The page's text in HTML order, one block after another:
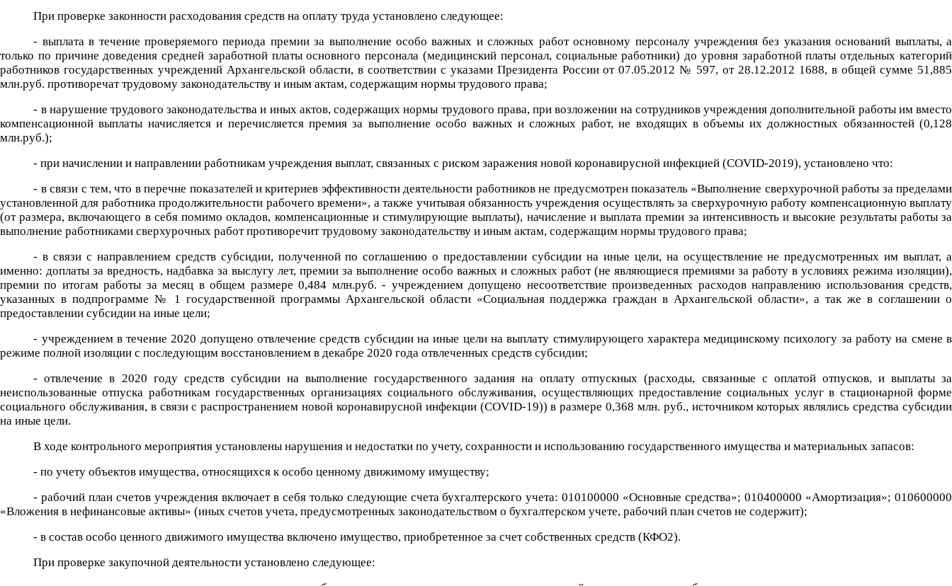
При проверке законности расходования средств на оплату труда установлено следующее:
- выплата в течение проверяемого периода премии за выполнение особо важных и сложных работ основному персоналу учреждения без указания оснований выплаты, а
только по причине доведения средней заработной платы основного персонала (медицинский персонал, социальные работники) до уровня заработной платы отдельных категорий
работников государственных учреждений Архангельской области, в соответствии с указами Президента России от 07.05.2012 № 597, от 28.12.2012 1688, в общей сумме 51,885
млн.руб. противоречат трудовому законодательству и иным актам, содержащим нормы трудового права;
- в нарушение трудового законодательства и иных актов, содержащих нормы трудового права, при возложении на сотрудников учреждения дополнительной работы им вместо
компенсационной выплаты начисляется и перечисляется премия за выполнение особо важных и сложных работ, не входящих в объемы их должностных обязанностей (0,128
млн.руб.);
- при начислении и направлении работникам учреждения выплат, связанных с риском заражения новой коронавирусной инфекцией (COVID-2019), установлено что:
- в связи с тем, что в перечне показателей и критериев эффективности деятельности работников не предусмотрен показатель «Выполнение сверхурочной работы за пределами
установленной для работника продолжительности рабочего времени», а также учитывая обязанность учреждения осуществлять за сверхурочную работу компенсационную выплату
(от размера, включающего в себя помимо окладов, компенсационные и стимулирующие выплаты), начисление и выплата премии за интенсивность и высокие результаты работы за
выполнение работниками сверхурочных работ противоречит трудовому законодательству и иным актам, содержащим нормы трудового права;
- в связи с направлением средств субсидии, полученной по соглашению о предоставлении субсидии на иные цели, на осуществление не предусмотренных им выплат, а
именно: доплаты за вредность, надбавка за выслугу лет, премии за выполнение особо важных и сложных работ (не являющиеся премиями за работу в условиях режима изоляции),
премии по итогам работы за месяц в общем размере 0,484 млн.руб. - учреждением допущено несоответствие произведенных расходов направлению использования средств,
указанных в подпрограмме № 1 государственной программы Архангельской области «Социальная поддержка граждан в Архангельской области», а так же в соглашении о
предоставлении субсидии на иные цели;
- учреждением в течение 2020 допущено отвлечение средств субсидии на иные цели на выплату стимулирующего характера медицинскому психологу за работу на смене в
режиме полной изоляции с последующим восстановлением в декабре 2020 года отвлеченных средств субсидии;
- отвлечение в 2020 году средств субсидии на выполнение государственного задания на оплату отпускных (расходы, связанные с оплатой отпусков, и выплаты за
неиспользованные отпуска работникам государственных организациях социального обслуживания, осуществляющих предоставление социальных услуг в стационарной форме
социального обслуживания, в связи с распространением новой коронавирусной инфекции (COVID-19)) в размере 0,368 млн. руб., источником которых являлись средства субсидии
на иные цели.
В ходе контрольного мероприятия установлены нарушения и недостатки по учету, сохранности и использованию государственного имущества и материальных запасов:
- по учету объектов имущества, относящихся к особо ценному движимому имуществу;
- рабочий план счетов учреждения включает в себя только следующие счета бухгалтерского учета: 010100000 «Основные средства»; 010400000 «Амортизация»; 010600000
«Вложения в нефинансовые активы» (иных счетов учета, предусмотренных законодательством о бухгалтерском учете, рабочий план счетов не содержит);
- в состав особо ценного движимого имущества включено имущество, приобретенное за счет собственных средств (КФО2).
При проверке закупочной деятельности установлено следующее: